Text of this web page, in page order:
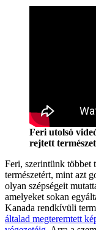
Feri utolsó
rejtett
Feri, szerintünk többet
természetért, mint azt
olyan szépségeit
amelyeket sokan
Kanada rendkívüli
általad megteremtett